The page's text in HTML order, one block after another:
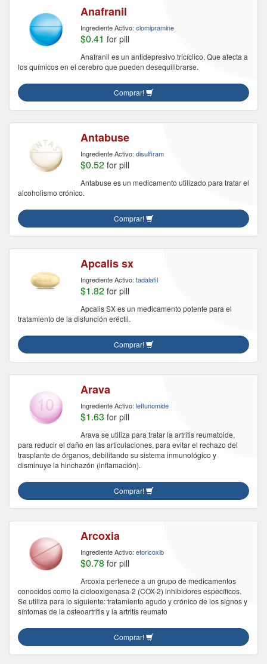
Anafranil
Ingrediente Activo: clomipramine
$0.41 for pill
Anafranil es un antidepresivo tricíclico. Que afecta a
los químicos en el cerebro que pueden desequilibrarse.
Comprar!
Antabuse
Ingrediente Activo: disulfiram
$0.52 for pill
Antabuse es un medicamento utilizado para tratar el
alcoholismo crónico.
Comprar!
Apcalis sx
Ingrediente Activo: tadalafil
$1.82 for pill
Apcalis SX es un medicamento potente para el
tratamiento de la disfunción eréctil.
Comprar!
Arava
Ingrediente Activo: leflunomide
$1.63 for pill
Arava se utiliza para tratar la artritis reumatoide,
para reducir el daño en las articulaciones, para evitar el rechazo del
trasplante de órganos, debilitando su sistema inmunológico y
disminuye la hinchazón (inflamación).
Comprar!
Arcoxia
Ingrediente Activo: etoricoxib
$0.78 for pill
Arcoxia pertenece a un grupo de medicamentos
conocidos como la ciclooxigenasa-2 (COX-2) inhibidores específicos.
Se utiliza para lo siguiente: tratamiento agudo y crónico de los signos y
síntomas de la osteoartritis y la artritis reumato
Comprar!